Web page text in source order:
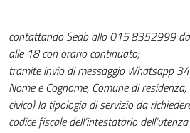
contattando Seab allo 015.8352999
alle 18 con orario continuato;
tramite invio di messaggio Whatsapp
Nome e Cognome, Comune di
civico) la tipologia di servizio da
codice fiscale dell’intestatario